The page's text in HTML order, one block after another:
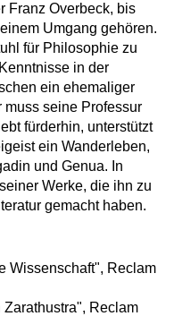
Franz Overbeck, bis
Umgang gehören.
für Philosophie zu
in der
ein ehemaliger
muss seine Professur
fürderhin, unterstützt
ein Wanderleben,
und Genua. In
Werke, die ihn zu
gemacht haben.
Wissenschaft", Reclam
Reclam